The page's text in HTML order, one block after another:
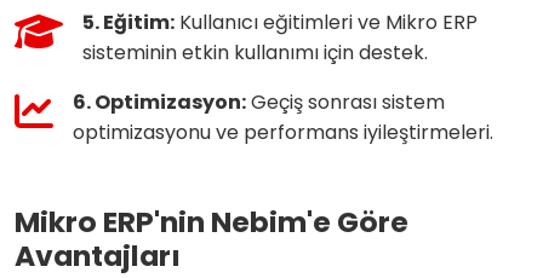
5. Eğitim: Kullanıcı eğitimleri ve Mikro ERP
sisteminin etkin kullanımı için destek.
6. Optimizasyon:Geçiş sonrası sistem
optimizasyonu ve performans iyileştirmeleri.
Mikro ERP'nin Nebim'e Göre
Avantajları